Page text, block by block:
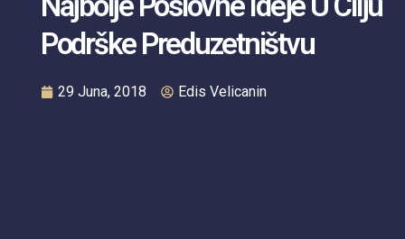
Podrške Preduzetništvu
29 Juna, 2018 Edis Velicanin